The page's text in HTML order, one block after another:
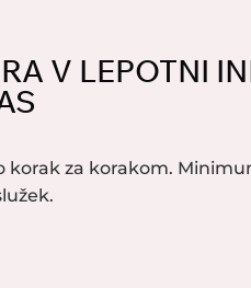
V LEPOTNI
korak za korakom.